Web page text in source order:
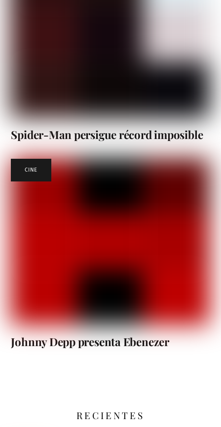
Spider-Man persigue récord imposible
CINE
Johnny Depp presenta Ebenezer
RECIENTES